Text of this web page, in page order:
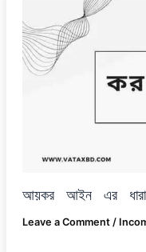
আয়কর আইন এর ধারা
Leave a Comment /